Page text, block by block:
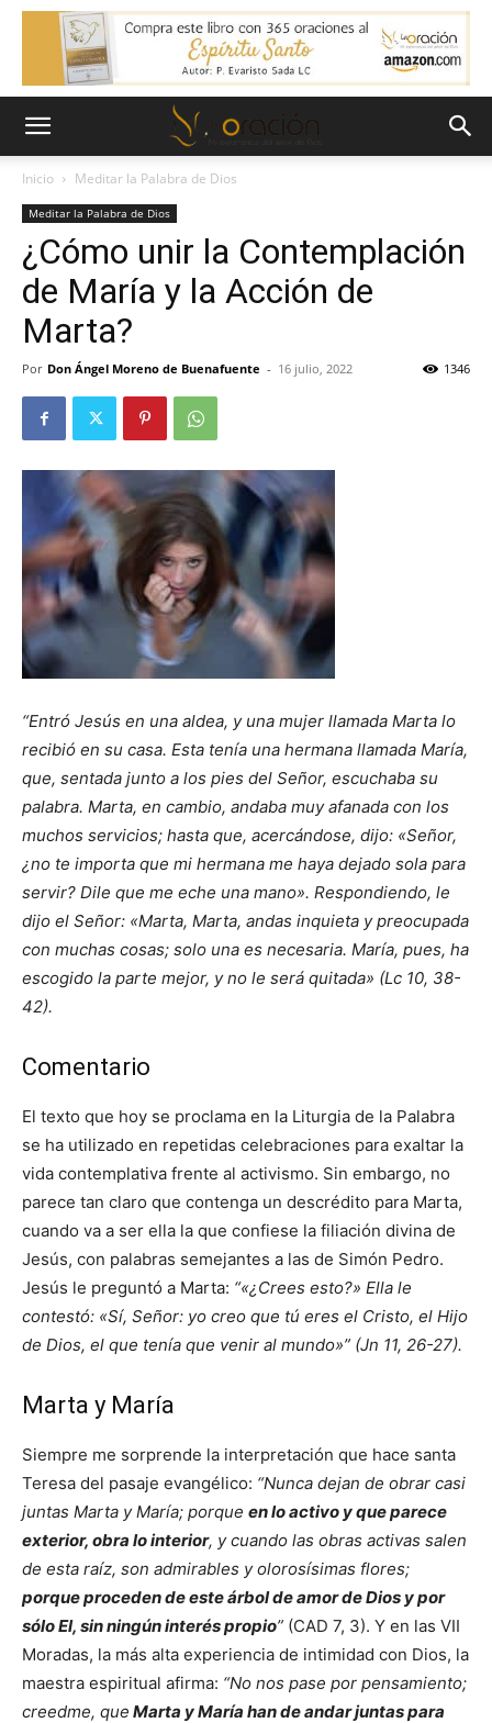
Inicio Meditar la Palabra de Dios
Meditar la Palabra de Dios
¿Cómo unir la Contemplación
de María y la Acción de
Marta?
Por Don Ángel Moreno de Buenafuente - 16 julio, 2022 1346
“Entró Jesús en una aldea, y una mujer llamada Marta lo
recibió en su casa. Esta tenía una hermana llamada María,
que, sentada junto a los pies del Señor, escuchaba su
palabra. Marta, en cambio, andaba muy afanada con los
muchos servicios; hasta que, acercándose, dijo: «Señor,
¿no te importa que mi hermana me haya dejado sola para
servir? Dile que me eche una mano». Respondiendo, le
dijo el Señor: «Marta, Marta, andas inquieta y preocupada
con muchas cosas; solo una es necesaria. María, pues, ha
escogido la parte mejor, y no le será quitada» (Lc 10, 38-
42).
Comentario
El texto que hoy se proclama en la Liturgia de la Palabra
se ha utilizado en repetidas celebraciones para exaltar la
vida contemplativa frente al activismo. Sin embargo, no
parece tan claro que contenga un descrédito para Marta,
cuando va a ser ella la que confiese la filiación divina de
Jesús, con palabras semejantes a las de Simón Pedro.
Jesús le preguntó a Marta: “«¿Crees esto?» Ella le
contestó: «Sí, Señor: yo creo que tú eres el Cristo, el Hijo
de Dios, el que tenía que venir al mundo»” (Jn 11, 26-27).
Marta y María
Siempre me sorprende la interpretación que hace santa
Teresa del pasaje evangélico: “Nunca dejan de obrar casi
juntas Marta y María; porque en lo activo y que parece
exterior, obra lo interior, y cuando las obras activas salen
de esta raíz, son admirables y olorosísimas flores;
porque proceden de este árbol de amor de Dios y por
sólo El, sin ningún interés propio” (CAD 7, 3). Y en las VII
Moradas, la más alta experiencia de intimidad con Dios, la
maestra espiritual afirma: “No nos pase por pensamiento;
creedme, que Marta y María han de andar juntas para